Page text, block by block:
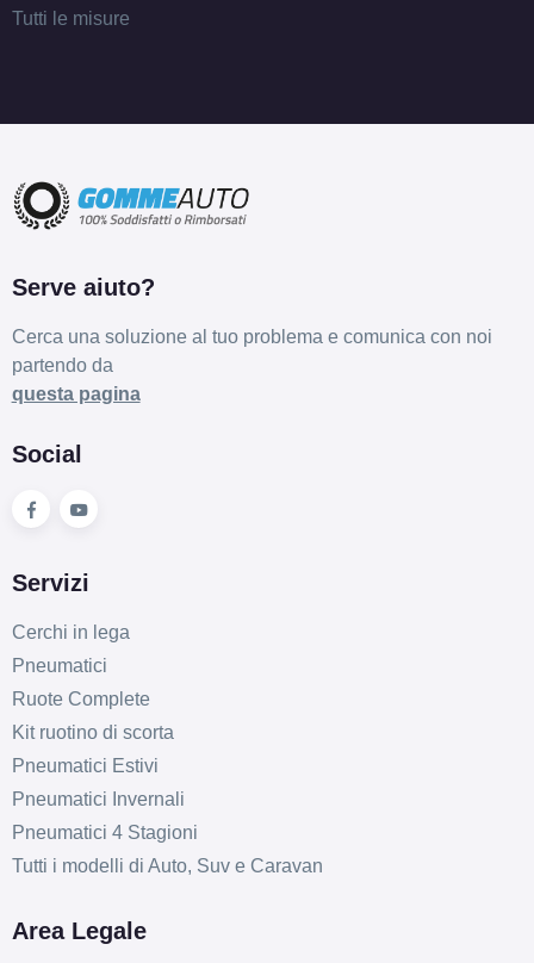
Tutti le misure
Serve aiuto?
Cerca una soluzione al tuo problema e comunica con noi
partendo da
questa pagina
Social
Servizi
Cerchi in lega
Pneumatici
Ruote Complete
Kit ruotino di scorta
Pneumatici Estivi
Pneumatici Invernali
Pneumatici 4 Stagioni
Tutti i modelli di Auto, Suv e Caravan
Area Legale